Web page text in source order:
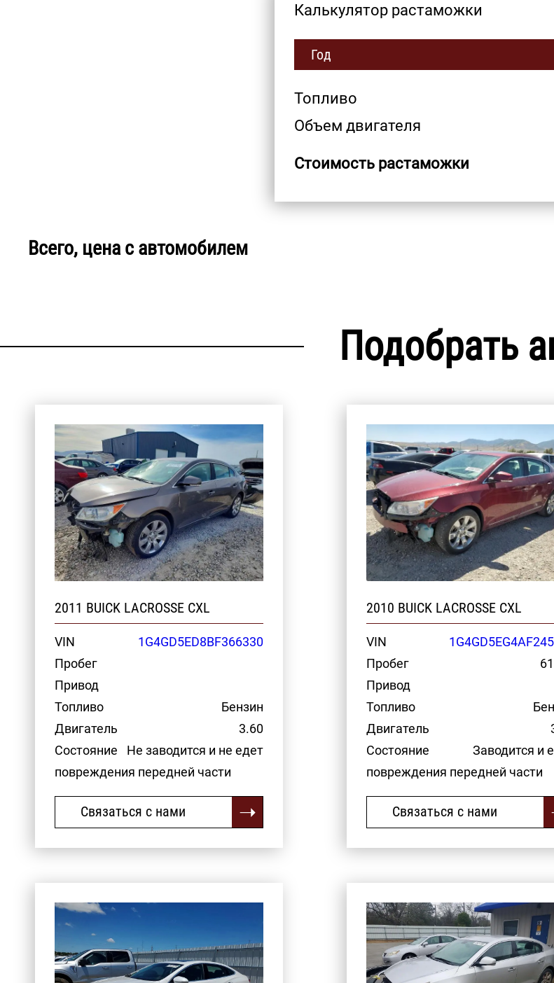
Калькулятор растаможки
Год
Топливо
Объем двигателя
Стоимость растаможки
Всего, цена с автомобилем
Подобрать
2011 BUICK LACROSSE CXL
VIN
1G4GD5ED8BF366330
Пробег
Привод
Топливо
Бензин
Двигатель
3.60
Состояние
Не заводится и не едет
повреждения передней части
Связаться с нами
2010 BUICK LACROSSE CXL
VIN
Пробег
Привод
Топливо
Двигатель
Состояние
Заводится и
повреждения передней части
Связаться с нами